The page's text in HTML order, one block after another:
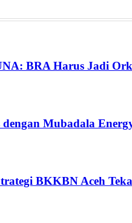
BRA Harus Jadi
Mubadala
BKKBN Aceh